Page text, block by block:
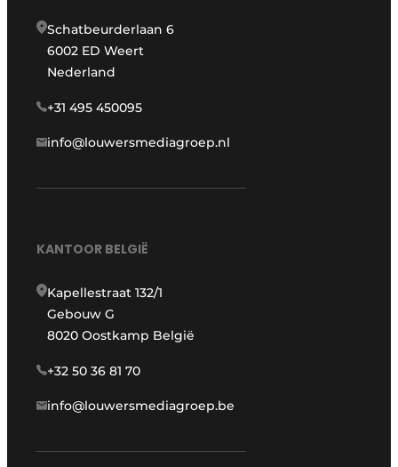
Schatbeurderlaan 6
6002 ED Weert
Nederland
+31 495 450095
info@louwersmediagroep.nl
KANTOOR BELGIË
Kapellestraat 132/1
Gebouw G
8020 Oostkamp België
+32 50 36 81 70
info@louwersmediagroep.be